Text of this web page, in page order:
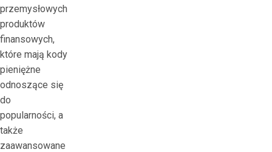
przemysłowych
produktów
finansowych,
które mają kody
pieniężne
odnoszące się
do
popularności, a
także
zaawansowane